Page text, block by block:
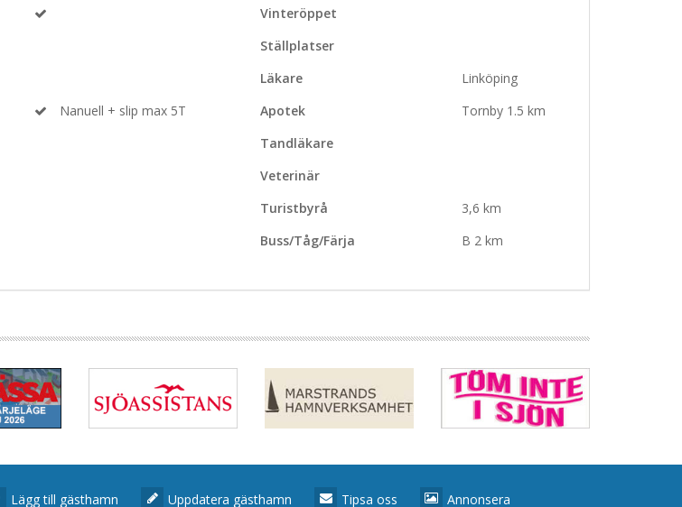
Nanuell + slip max 5T
Vinteröppet
Ställplatser
Läkare
Linköping
Apotek
Tornby 1.5 km
Tandläkare
Veterinär
Turistbyrå
3,6 km
Buss/Tåg/Färja
B 2 km
Lägg till gästhamn Uppdatera gästhamn Tipsa oss Annonsera